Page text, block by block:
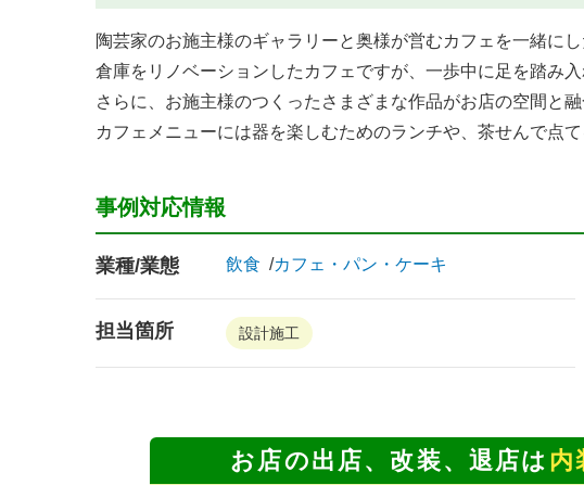
陶芸家のお施主様のギャラリーと奥様が営むカフェを一緒に
倉庫をリノベーションしたカフェですが、一歩中に足を踏み
さらに、お施主様のつくったさまざまな作品がお店の空間と
カフェメニューには器を楽しむためのランチや、茶せんで点
事例対応情報
業種/業態 飲食 カフェ・パン・ケーキ
担当箇所 設計施工
お店の出店、改装、退店は 内